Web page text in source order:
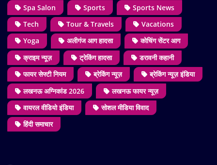
Spa Salon
Sports
Sports News
Tech
Tour & Travels
Vacations
Yoga
अलीगंज आग हादसा
कोचिंग सेंटर आग
क्राइम न्यूज़
ट्रेकिंग हादसा
डरावनी कहानी
फायर सेफ्टी नियम
ब्रेकिंग न्यूज़
ब्रेकिंग न्यूज़ इंडिया
लखनऊ अग्निकांड 2026
लखनऊ फायर न्यूज़
वायरल वीडियो इंडिया
सोशल मीडिया विवाद
हिंदी समाचार